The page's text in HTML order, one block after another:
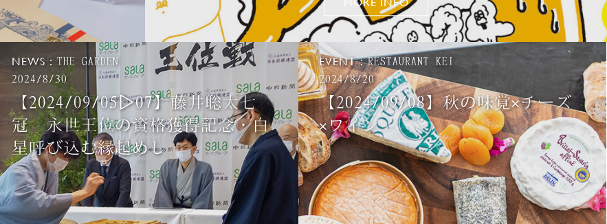
NEWS： THE GARDEN
2024/8/30
【2024/09/05▷07】藤井聡太七
冠 永世王位の資格獲得記念・白
星呼び込む縁起めし
EVENT：RESTAURANT KEI
2024/8/20
【2024/09/08】秋の味覚×チーズ
×ワイン